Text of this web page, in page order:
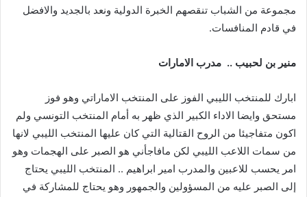
مجموعة من الشباب تنقصهم الخبرة الدولية ونعد بالجديد والافضل
في قادم المنافسات.
منير بن لحبيب .. مدرب الامارات
ابارك للمنتخب الليبي الفوز على المنتخب الاماراتي وهو فوز
مستحق وايضا الاداء الكبير الذي ظهر به أمام المنتخب التونسي ولم
اكون متفاجيئا من الروح القتالية التي كان عليها المنتخب الليبي لانها
من سمات اللاعب الليبي لكن مافاجأني هو الصبر على الهجمات وهو
امر يحسب للاعبين والمدرب امير ابراهيم .. المنتخب الليبي يحتاج
إلى الصبر عليه من المسؤولين والجمهور وهو يحتاج للمشاركة في